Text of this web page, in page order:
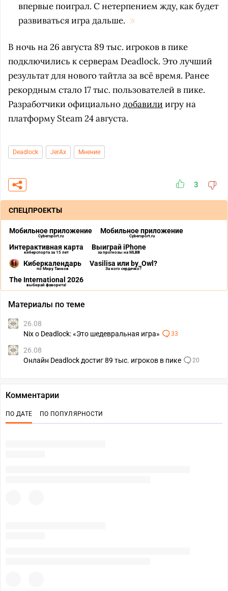
впервые поиграл. С нетерпением жду, как будет
развиваться игра дальше.
В ночь на 26 августа 89 тыс. игроков в пике
подключились к серверам Deadlock. Это лучший
результат для нового тайтла за всё время. Ранее
рекордным стало 17 тыс. пользователей в пике.
Разработчики официальнодобавили игру на
платформу Steam 24 августа.
Deadlock JerAx Мнение
3
СПЕЦПРОЕКТЫ
Мобильное приложение
Cybersport.ru
Мобильное приложение
Cybersport.ru
Интерактивная карта
киберспорта за 15 лет
Выиграй iPhone
за прогнозы на MLBB
Киберкалендарь
по Миру Танков
Vasilisa или by_Owl?
За кого сердечко?
The International 2026
выбирай фаворита!
Материалы по теме
26.08
Nix о Deadlock: «Это шедевральная игра»
33
26.08
Онлайн Deadlock достиг 89 тыс. игроков в пике
20
Комментарии
ПО ДАТЕ ПО ПОПУЛЯРНОСТИ